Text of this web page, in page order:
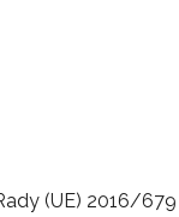
(UE) 2016/679